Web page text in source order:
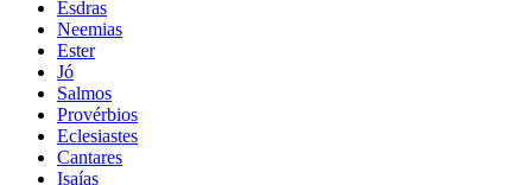
Esdras
Neemias
Ester
Jó
Salmos
Provérbios
Eclesiastes
Cantares
Isaías